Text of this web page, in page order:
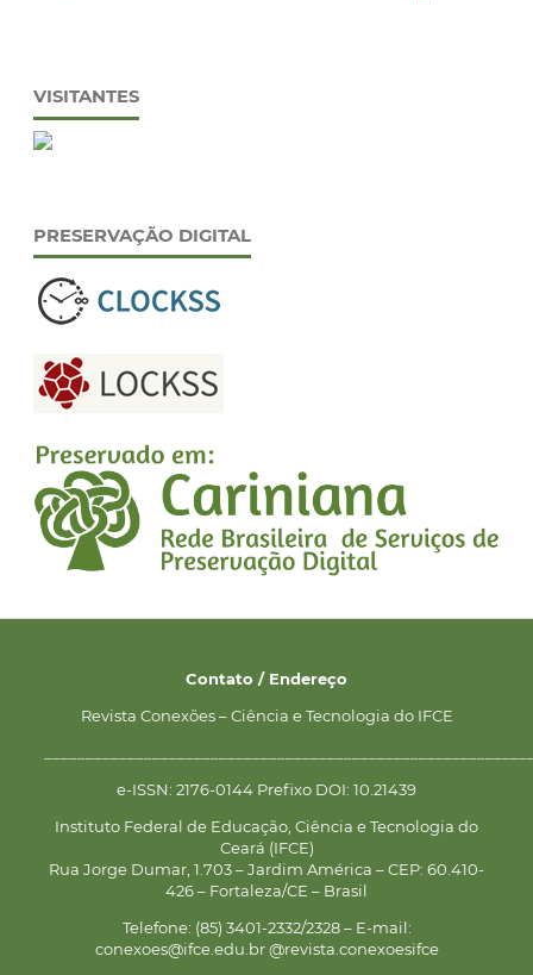
VISITANTES
PRESERVAÇÃO DIGITAL
Contato / Endereço
Revista Conexões – Ciência e Tecnologia do IFCE
e-ISSN: 2176-0144 Prefixo DOI: 10.21439
Instituto Federal de Educação, Ciência e Tecnologia do
Ceará (IFCE)
Rua Jorge Dumar, 1.703 – Jardim América – CEP: 60.410-
426 – Fortaleza/CE – Brasil
Telefone: (85) 3401-2332/2328 – E-mail:
conexoes@ifce.edu.br @revista.conexoesifce